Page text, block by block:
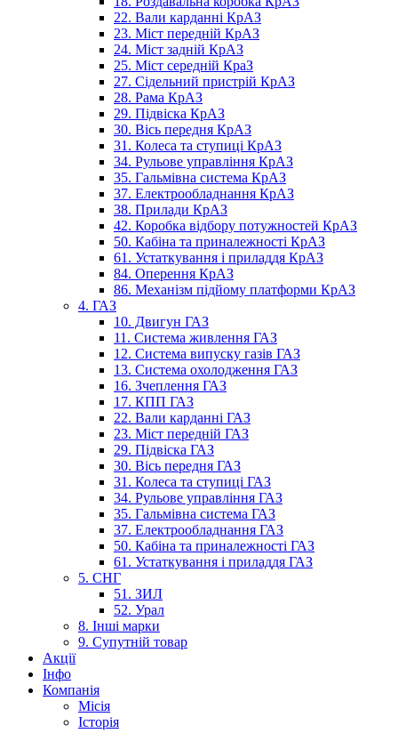
22. Вали карданні КрАЗ
23. Міст передній КрАЗ
24. Міст задній КрАЗ
25. Міст середній КраЗ
27. Сідельний пристрій КрАЗ
28. Рама КрАЗ
29. Підвіска КрАЗ
30. Вісь передня КрАЗ
31. Колеса та ступиці КрАЗ
34. Рульове управління КрАЗ
35. Гальмівна система КрАЗ
37. Електрообладнання КрАЗ
38. Прилади КрАЗ
42. Коробка відбору потужностей КрАЗ
50. Кабіна та приналежності КрАЗ
61. Устаткування і приладдя КрАЗ
84. Оперення КрАЗ
86. Механізм підйому платформи КрАЗ
4. ГАЗ
10. Двигун ГАЗ
11. Система живлення ГАЗ
12. Система випуску газів ГАЗ
13. Система охолодження ГАЗ
16. Зчеплення ГАЗ
17. КПП ГАЗ
22. Вали карданні ГАЗ
23. Міст передній ГАЗ
29. Підвіска ГАЗ
30. Вісь передня ГАЗ
31. Колеса та ступиці ГАЗ
34. Рульове управління ГАЗ
35. Гальмівна система ГАЗ
37. Електрообладнання ГАЗ
50. Кабіна та приналежності ГАЗ
61. Устаткування і приладдя ГАЗ
5. СНГ
51. ЗИЛ
52. Урал
8. Інші марки
9. Супутній товар
Акції
Інфо
Компанія
Місія
Історія